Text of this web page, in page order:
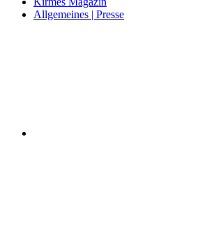
Allgemeines | Presse